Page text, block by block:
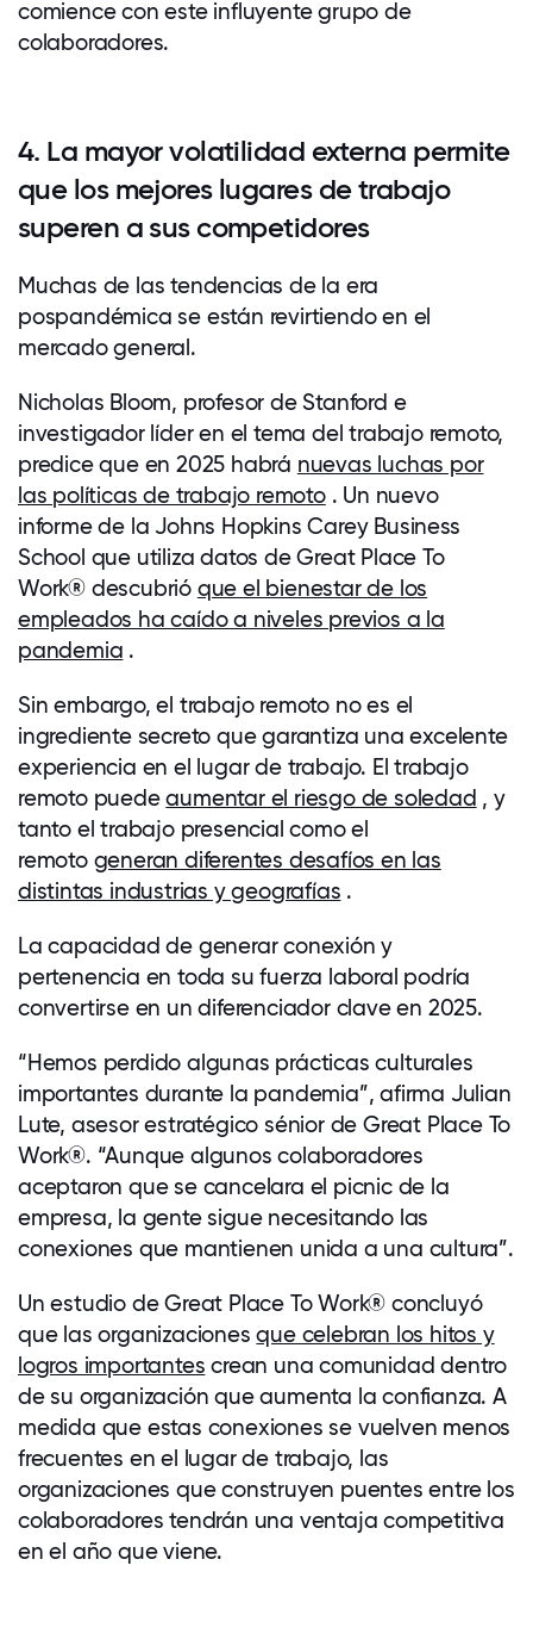
comience con este influyente grupo de
colaboradores.
4. La mayor volatilidad externa permite
que los mejores lugares de trabajo
superen a sus competidores
Muchas de las tendencias de la era
pospandémica se están revirtiendo en el
mercado general.
Nicholas Bloom, profesor de Stanford e
investigador líder en el tema del trabajo remoto,
predice que en 2025 habrá nuevas luchas por
las políticas de trabajo remoto. Un nuevo
informe de la Johns Hopkins Carey Business
School que utiliza datos de Great Place To
Work® descubrió que el bienestar de los
empleados ha caído a niveles previos a la
pandemia .
Sin embargo, el trabajo remoto no es el
ingrediente secreto que garantiza una excelente
experiencia en el lugar de trabajo. El trabajo
remoto puedeaumentar el riesgo de soledad , y
tanto el trabajo presencial como el
remoto generan diferentes desafíos en las
distintas industrias y geografías .
La capacidad de generar conexión y
pertenencia en toda su fuerza laboral podría
convertirse en un diferenciador clave en 2025.
“Hemos perdido algunas prácticas culturales
importantes durante la pandemia”, afirma Julian
Lute, asesor estratégico sénior de Great Place To
Work®. “Aunque algunos colaboradores
aceptaron que se cancelara el picnic de la
empresa, la gente sigue necesitando las
conexiones que mantienen unida a una cultura”.
Un estudio de Great Place To Work® concluyó
que las organizacionesque celebran los hitos y
logros importantes crean una comunidad dentro
de su organización que aumenta la confianza. A
medida que estas conexiones se vuelven menos
frecuentes en el lugar de trabajo, las
organizaciones que construyen puentes entre los
colaboradores tendrán una ventaja competitiva
en el año que viene.